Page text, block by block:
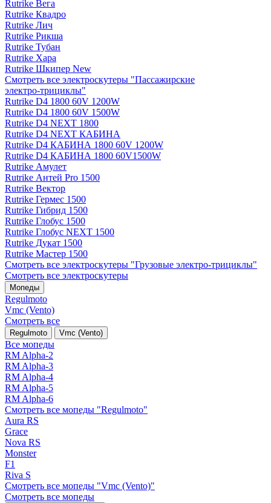
Rutrike Вега
Rutrike Квадро
Rutrike Лич
Rutrike Рикша
Rutrike Тубан
Rutrike Хара
Rutrike Шкипер New
Смотреть все электро­скутеры "Пассажирские
электро‑трициклы"
Rutrike D4 1800 60V 1200W
Rutrike D4 1800 60V 1500W
Rutrike D4 NEXT 1800
Rutrike D4 NEXT КАБИНА
Rutrike D4 КАБИНА 1800 60V 1200W
Rutrike D4 КАБИНА 1800 60V1500W
Rutrike Амулет
Rutrike Антей Pro 1500
Rutrike Вектор
Rutrike Гермес 1500
Rutrike Гибрид 1500
Rutrike Глобус 1500
Rutrike Глобус NEXT 1500
Rutrike Дукат 1500
Rutrike Мастер 1500
Смотреть все электро­скутеры "Грузовые электро‑трициклы"
Смотреть все электро­скутеры
Мопеды
Regulmoto
Vmc (Vento)
Смотреть все
Regulmoto Vmc (Vento)
Все мопеды
RM Alpha-2
RM Alpha-3
RM Alpha-4
RM Alpha-5
RM Alpha-6
Смотреть все мопеды "Regulmoto"
Aura RS
Grace
Nova RS
Monster
F1
Riva S
Смотреть все мопеды "Vmc (Vento)"
Смотреть все мопеды